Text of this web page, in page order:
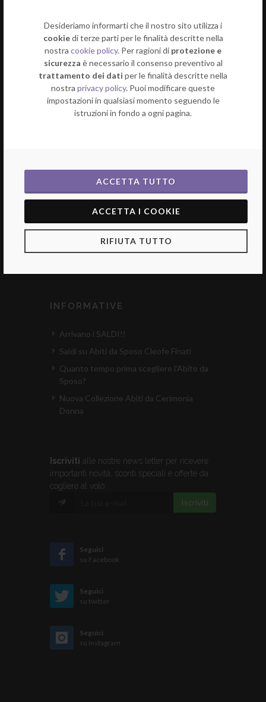
Desideriamo informarti che il nostro sito utilizza i
cookiedi terze parti per le finalità descritte nella
nostra cookie policy. Per ragioni di protezione e
sicurezza è necessario il consenso preventivo al
trattamento dei dati per le finalità descritte nella
nostra privacy policy. Puoi modificare queste
impostazioni in qualsiasi momento seguendo le
istruzioni in fondo a ogni pagina.
ACCETTA TUTTO
ACCETTA I COOKIE
RIFIUTA TUTTO
CONTATTI
0571710069
Fax:0571 710069
INFORMATIVE
Arrivano i SALDI!!
Saldi su Abiti da Sposo Cleofe Finati
Quanto tempo prima scegliere l'Abito da
Sposo?
Nuova Collezione Abiti da Cerimonia
Donna
Iscriviti alle nostre news letter per ricevere
importanti novità, sconti speciali e offerte da
cogliere al volo:
Iscriviti
Seguici
su Facebook
Seguici
su twitter
Seguici
su Instagram